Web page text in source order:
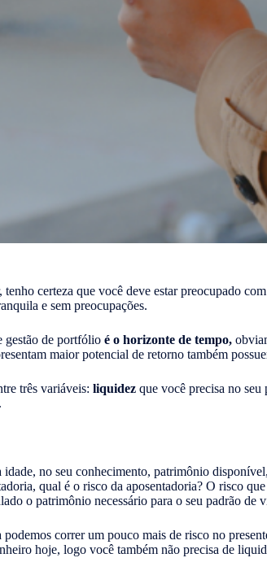
certeza que você deve estar preocupado
e sem preocupações.
gestão de portfólio é o horizonte de tempo,
maior potencial de retorno também
três variáveis: liquidez que você precisa no
no seu conhecimento, patrimônio
qual é o risco da aposentadoria? O risco
o patrimônio necessário para o seu padrão de
correr um pouco mais de risco no
hoje, logo você também não precisa de